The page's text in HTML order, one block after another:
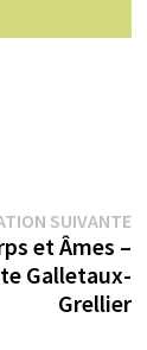
SUIVANTE
et Âmes –
Galletaux-
Grellier